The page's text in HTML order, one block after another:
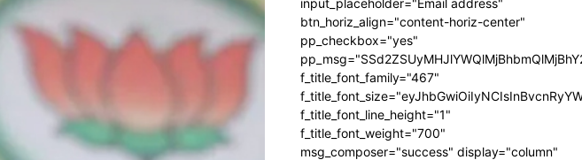
input_placeholder="Email address"
btn_horiz_align="content-horiz-center"
pp_checkbox="yes"
f_title_font_family="467"
f_title_font_line_height="1"
f_title_font_weight="700"
msg_composer="success" display="column"